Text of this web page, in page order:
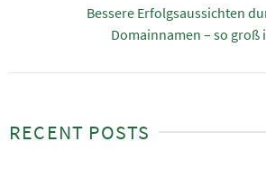
Bessere Erfolgsaussichten
Domainnamen – so groß
RECENT POSTS